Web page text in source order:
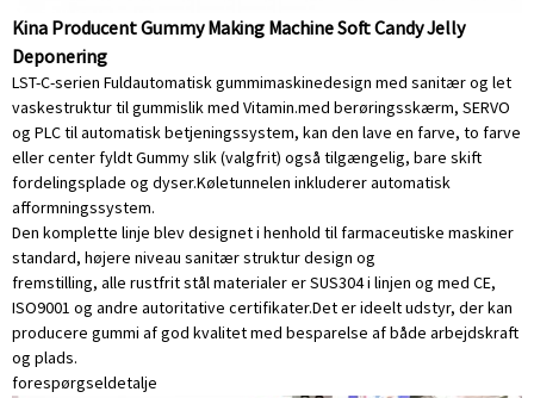
Kina Producent Gummy Making Machine Soft Candy Jelly
Deponering
LST-C-serien Fuldautomatisk gummimaskinedesign med sanitær og let
vaskestruktur til gummislik med Vitamin.med berøringsskærm, SERVO
og PLC til automatisk betjeningssystem, kan den lave en farve, to farve
eller center fyldt Gummy slik (valgfrit) også tilgængelig, bare skift
fordelingsplade og dyser.Køletunnelen inkluderer automatisk
afformningssystem.
Den komplette linje blev designet i henhold til farmaceutiske maskiner
standard, højere niveau sanitær struktur design og
fremstilling, alle rustfrit stål materialer er SUS304 i linjen og med CE,
ISO9001 og andre autoritative certifikater.Det er ideelt udstyr, der kan
producere gummi af god kvalitet med besparelse af både arbejdskraft
og plads.
forespørgseldetalje